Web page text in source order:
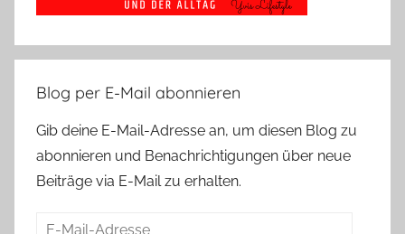
Blog per E-Mail abonnieren
Gib deine E-Mail-Adresse an, um diesen Blog zu
abonnieren und Benachrichtigungen über neue
Beiträge via E-Mail zu erhalten.
E-